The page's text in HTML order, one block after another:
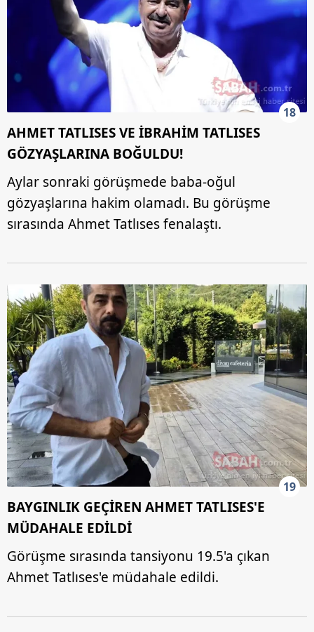
18
AHMET TATLISES VE İBRAHİM TATLISES
GÖZYAŞLARINA BOĞULDU!
Aylar sonraki görüşmede baba-oğul
gözyaşlarına hakim olamadı. Bu görüşme
sırasında Ahmet Tatlıses fenalaştı.
19
BAYGINLIK GEÇİREN AHMET TATLISES'E
MÜDAHALE EDİLDİ
Görüşme sırasında tansiyonu 19.5'a çıkan
Ahmet Tatlıses'e müdahale edildi.